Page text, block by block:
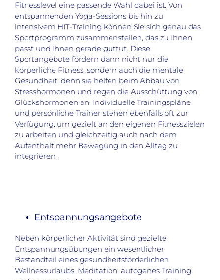
Fitnesslevel eine passende Wahl dabei ist. Von
entspannenden Yoga-Sessions bis hin zu
intensivem HIT-Training können Sie sich genau das
Sportprogramm zusammenstellen, das zu Ihnen
passt und Ihnen gerade guttut. Diese
Sportangebote fördern dann nicht nur die
körperliche Fitness, sondern auch die mentale
Gesundheit, denn sie helfen beim Abbau von
Stresshormonen und regen die Ausschüttung von
Glückshormonen an. Individuelle Trainingspläne
und persönliche Trainer stehen ebenfalls oft zur
Verfügung, um gezielt an den eigenen Fitnesszielen
zu arbeiten und gleichzeitig auch nach dem
Aufenthalt mehr Bewegung in den Alltag zu
integrieren.
Entspannungsangebote
Neben körperlicher Aktivität sind gezielte
Entspannungsübungen ein wesentlicher
Bestandteil eines gesundheitsförderlichen
Wellnessurlaubs. Meditation, autogenes Training